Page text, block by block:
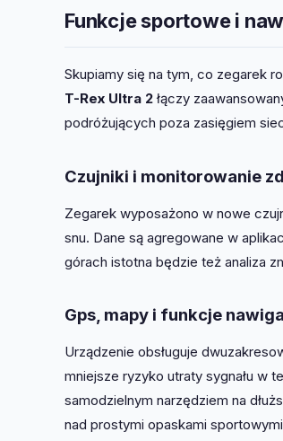
Funkcje sportowe i
Skupiamy się na tym, co zegarek
T-Rex Ultra 2 łączy
podróżujących poza zasięgiem
Czujniki i monitorowanie
Zegarek wyposażono w nowe
snu. Dane są agregowane w
górach istotna będzie też analiza
Gps, mapy i funkcje
Urządzenie obsługuje
mniejsze ryzyko utraty sygnału w
samodzielnym narzędziem na
nad prostymi opaskami